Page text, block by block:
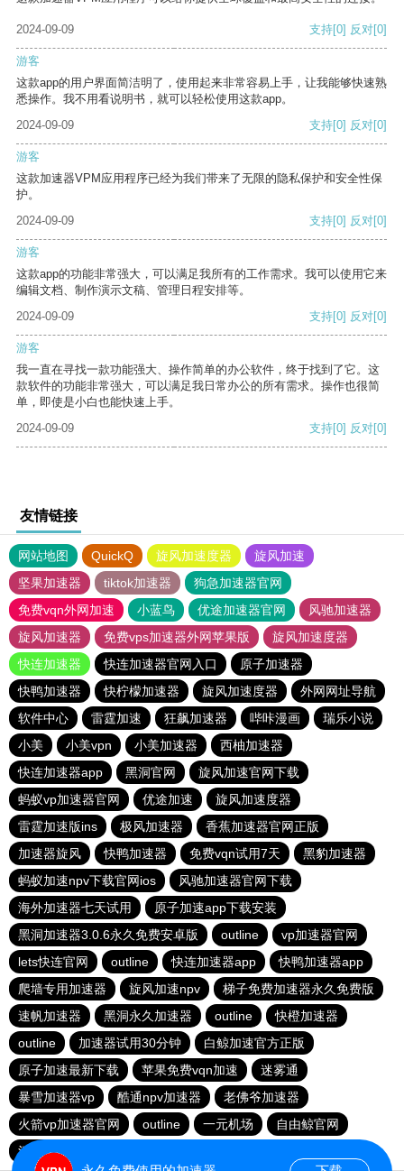
2024-09-09 支持[0] 反对[0]
游客
这款app的用户界面简洁明了，使用起来非常容易上手，让我能够快速熟
悉操作。我不用看说明书，就可以轻松使用这款app。
2024-09-09
支持[0] 反对[0]
游客
这款加速器VPM应用程序已经为我们带来了无限的隐私保护和安全性保
护。
2024-09-09
支持[0] 反对[0]
游客
这款app的功能非常强大，可以满足我所有的工作需求。我可以使用它来
编辑文档、制作演示文稿、管理日程安排等。
2024-09-09
支持[0] 反对[0]
游客
我一直在寻找一款功能强大、操作简单的办公软件，终于找到了它。这
款软件的功能非常强大，可以满足我日常办公的所有需求。操作也很简
单，即使是小白也能快速上手。
2024-09-09
支持[0] 反对[0]
友情链接
网站地图 QuickQ 旋风加速度器
旋风加速
坚果加速器
tiktok加速器
狗急加速器官网
免费vqn外网加速
小蓝鸟 优途加速器官网
风驰加速器
旋风加速器
免费vps加速器外网苹果版
旋风加速度器
快连加速器
快连加速器官网入口
原子加速器
快鸭加速器
快柠檬加速器 旋风加速度器
外网网址导航
软件中心
雷霆加速 狂飙加速器 哔咔漫画
瑞乐小说
小美
小美vpn 小美加速器
西柚加速器
快连加速器app
黑洞官网
旋风加速官网下载
蚂蚁vp加速器官网
优途加速
旋风加速度器
雷霆加速版ins
极风加速器
香蕉加速器官网正版
加速器旋风
快鸭加速器 免费vqn试用7天
黑豹加速器
蚂蚁加速npv下载官网ios
风驰加速器官网下载
海外加速器七天试用
原子加速app下载安装
黑洞加速器3.0.6永久免费安卓版
outline
vp加速器官网
lets快连官网
outline 快连加速器app
快鸭加速器app
爬墙专用加速器
旋风加速npv
梯子免费加速器永久免费版
速帆加速器
黑洞永久加速器 outline
快橙加速器
outline
加速器试用30分钟
白鲸加速官方正版
原子加速最新下载
苹果免费vqn加速
迷雾通
暴雪加速器vp
酷通npv加速器
老佛爷加速器
火箭vp加速器官网
outline 一元机场
自由鲸官网
河马加速